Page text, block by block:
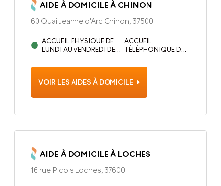
AIDE À DOMICILE À CHINON
60 Quai Jeanne d'Arc Chinon, 37500
ACCUEIL PHYSIQUE DE
LUNDI AU VENDREDI DE
17H30
ACCUEIL
TÉLÉPHONIQUE DU
DE 9H À 19H
VOIR LES AIDES À DOMICILE
AIDE À DOMICILE À LOCHES
16 rue Picois Loches, 37600